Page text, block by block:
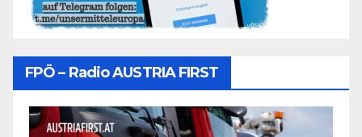
FPÖ – Radio AUSTRIA FIRST